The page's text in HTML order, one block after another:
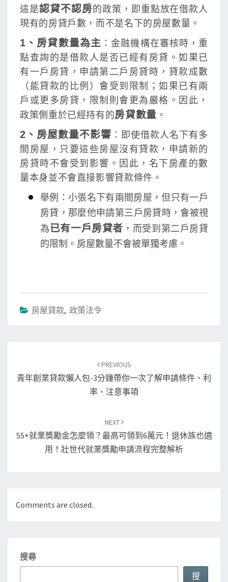
這是認貸不認房的政策，即重點放在借款人
現有的房貸戶數，而不是名下的房屋數量。
1、房貸數量為主 ：金融機構在審核時，重
點查詢的是借款人是否已經有房貸。如果已
有一戶房貸，申請第二戶房貸時，貸款成數
（能貸款的比例）會受到限制；如果已有兩
戶或更多房貸，限制則會更為嚴格。因此，
政策側重於已經持有的房貸數量 。
2、房屋數量不影響 ：即使借款人名下有多
間房屋，只要這些房屋沒有貸款，申請新的
房貸時不會受到影響。因此，名下房產的數
量本身並不會直接影響貸款條件。
舉例：小張名下有兩間房屋，但只有一戶
房貸，那麼他申請第三戶房貸時，會被視
為已有一戶房貸者 ，而受到第二戶房貸
的限制。房屋數量不會被單獨考慮。
房屋貸款, 政策法令
navigation
PREVIOUS
青年創業貸款懶人包-3分鐘帶你一次了解申請條件、利
率、注意事項
NEXT
55+就業獎勵金怎麼領？最高可領到6萬元！退休族也適
用！壯世代就業獎勵申請流程完整解析
Comments are closed.
搜尋
搜